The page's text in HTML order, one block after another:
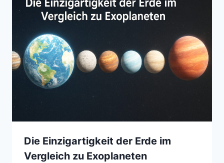
Die Einzigartigkeit der Erde im
Vergleich zu Exoplaneten